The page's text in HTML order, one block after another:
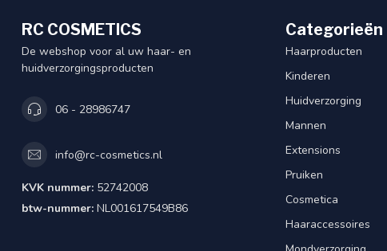
RC COSMETICS
De webshop voor al uw haar- en
huidverzorgingsproducten
06 - 28986747
info@rc-cosmetics.nl
KVK nummer: 52742008
btw-nummer: NL001617549B86
Categorieën
Haarproducten
Kinderen
Huidverzorging
Mannen
Extensions
Pruiken
Cosmetica
Haaraccessoires